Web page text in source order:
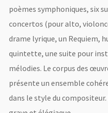
LOGIN
Username or email
poèmes symphoniques, six
concertos (pour alto,
drame lyrique, un Requiem,
quintette, une suite pour
mélodies. Le corpus des
présente un ensemble
dans le style du